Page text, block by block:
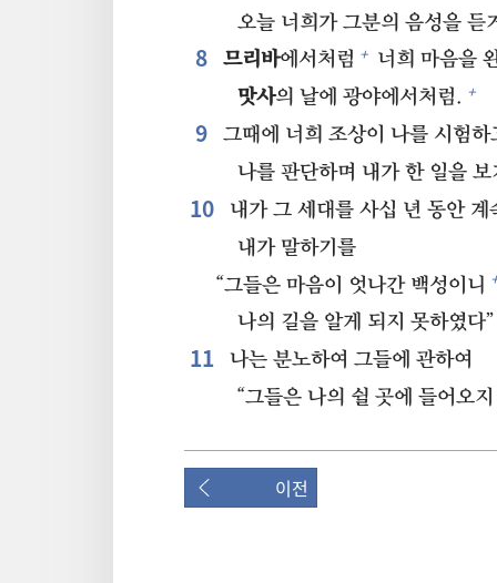
오늘 너희가 그분의 음성을 듣
8⁠ 므리바에서처럼 + 너희 마음을
맛사의 날에 광야에서처럼. +
9⁠ 그때에 너희 조상이 나를 시험하
나를 판단하며 내가 한 일을 보
10⁠ 내가 그 세대를 사십 년 동안
내가 말하기를
“그들은 마음이 엇나간 백성이니 +
나의 길을 알게 되지 못하였다”
11⁠
나는 분노하여 그들에 관하여
“그들은 나의 쉴 곳에 들어오
이전